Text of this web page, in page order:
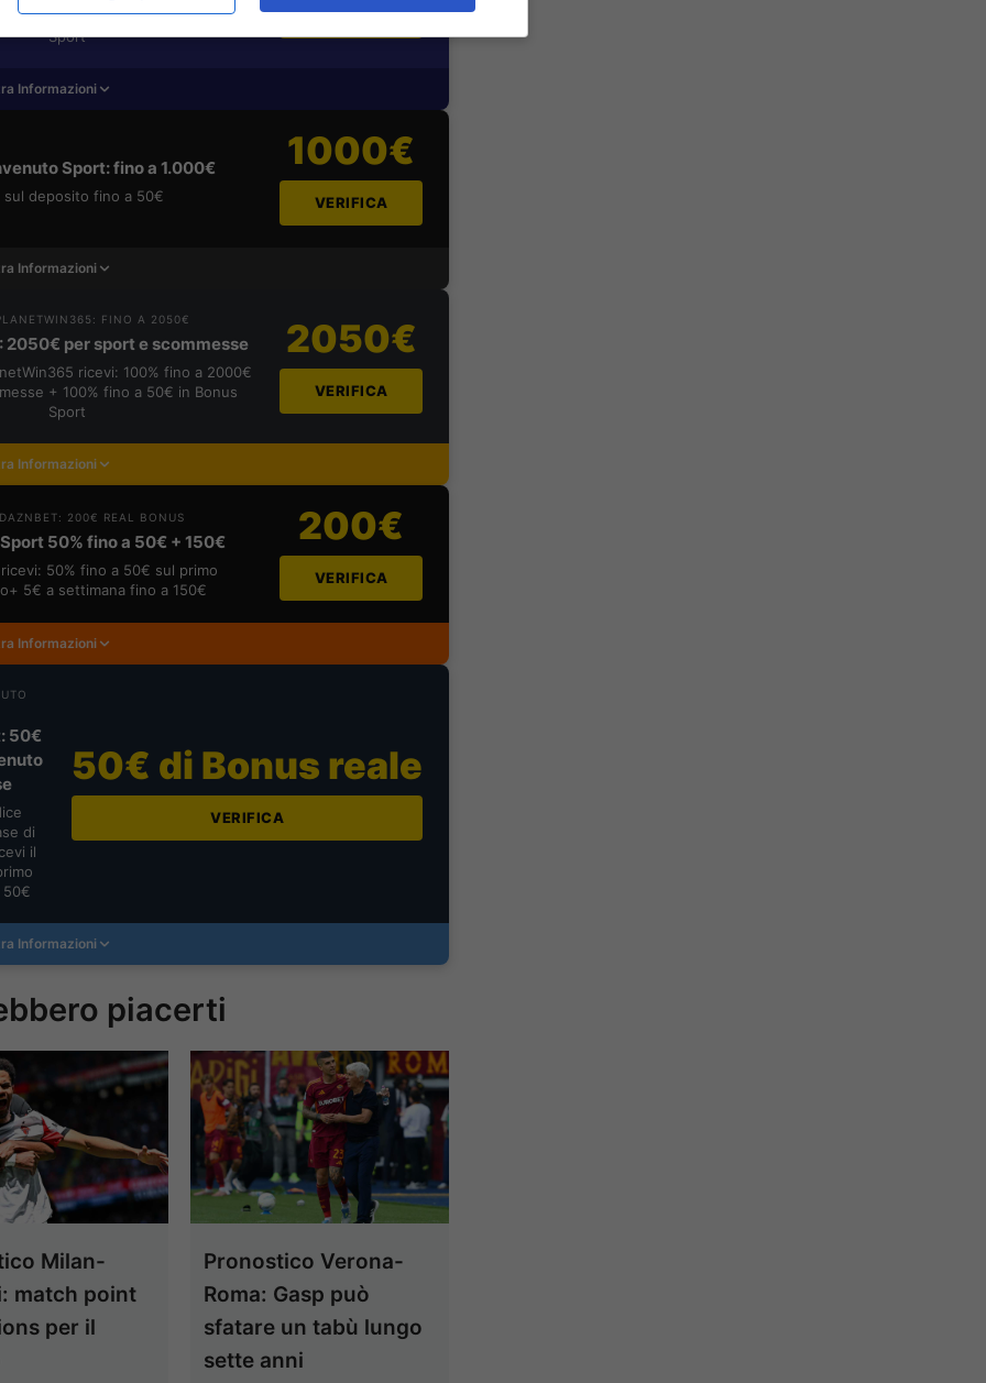
+ 100% fino a 2000€ in Bonus
Sport: fino a 1.000€ 1000€
per sport e scommesse
+ 100% fino a 50€ in Bonus
Sport
2050€
50% fino a 50€ + 150€
5€ a settimana fino a 150€
200€
50€
di
il
50€
50€ di Bonus reale
piacerti
Milan-
match point
per il
Pronostico Verona-
Roma: Gasp può
sfatare un tabù lungo
sette anni